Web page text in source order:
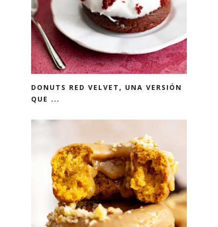
DONUTS RED VELVET, UNA VERSIÓN
QUE ...